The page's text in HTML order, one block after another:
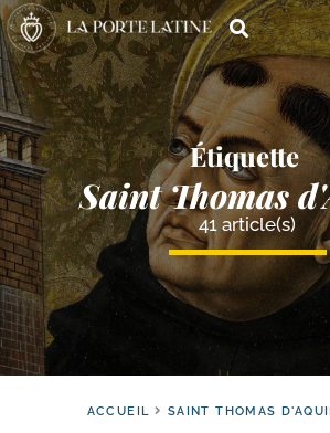
Étiquette
Saint Thomas
41 article(s)
ACCUEIL SAINT THOMAS